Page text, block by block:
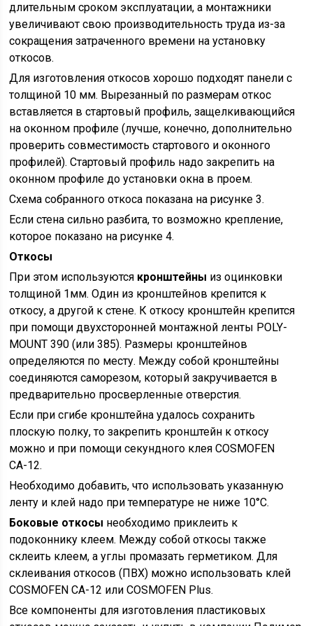
длительным сроком эксплуатации, а монтажники
увеличивают свою производительность труда из-за
сокращения затраченного времени на установку
откосов.
Для изготовления откосов хорошо подходят панели с
толщиной 10 мм. Вырезанный по размерам откос
вставляется в стартовый профиль, защелкивающийся
на оконном профиле (лучше, конечно, дополнительно
проверить совместимость стартового и оконного
профилей). Стартовый профиль надо закрепить на
оконном профиле до установки окна в проем.
Схема собранного откоса показана на рисунке 3.
Если стена сильно разбита, то возможно крепление,
которое показано на рисунке 4.
Откосы
При этом используются кронштейны из оцинковки
толщиной 1мм. Один из кронштейнов крепится к
откосу, а другой к стене. К откосу кронштейн крепится
при помощи двухсторонней монтажной ленты POLY-
MOUNT 390 (или 385). Размеры кронштейнов
определяются по месту. Между собой кронштейны
соединяются саморезом, который закручивается в
предварительно просверленные отверстия.
Если при сгибе кронштейна удалось сохранить
плоскую полку, то закрепить кронштейн к откосу
можно и при помощи секундного клея COSMOFEN
СА-12.
Необходимо добавить, что использовать указанную
ленту и клей надо при температуре не ниже 10°С.
Боковые откосы необходимо приклеить к
подоконнику клеем. Между собой откосы также
склеить клеем, а углы промазать герметиком. Для
склеивания откосов (ПВХ) можно использовать клей
COSMOFEN СА-12 или COSMOFEN Plus.
Все компоненты для изготовления пластиковых